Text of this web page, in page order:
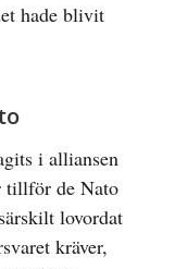
hade blivit
i alliansen
tillför de Nato
lovordat
kräver,